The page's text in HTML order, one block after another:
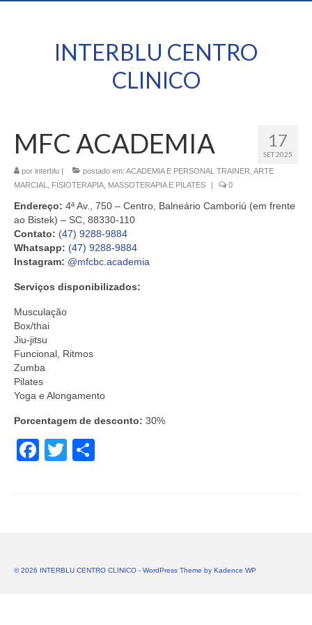
INTERBLU CENTRO
CLINICO
17
SET 2025
MFC ACADEMIA
por interblu | postado em: ACADEMIA E PERSONAL TRAINER ARTE
MARCIAL
FISIOTERAPIA, MASSOTERAPIA E PILATES | 0
Endereço: 4ª Av., 750 – Centro, Balneário Camboriú (em frente
ao Bistek) – SC, 88330-110
Contato: (47) 9288-9884
Whatsapp: (47) 9288-9884
Instagram: @mfcbc.academia
Serviços disponibilizados:
Musculação
Box/thai
Jiu-jitsu
Funcional, Ritmos
Zumba
Pilates
Yoga e Alongamento
Porcentagem de desconto: 30%
Facebook
Twitter
© 2026 INTERBLU CENTRO CLINICO - WordPress Theme by Kadence WP